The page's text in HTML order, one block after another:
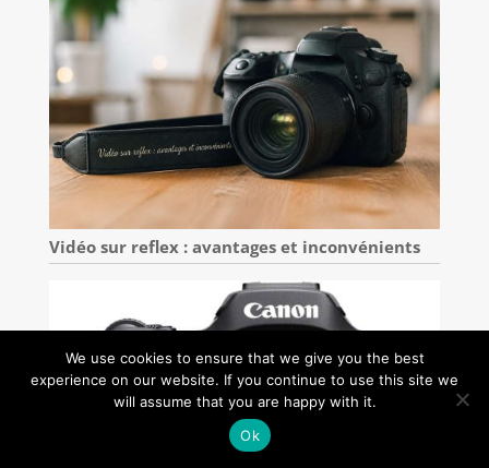
Vidéo sur reflex : avantages et inconvénients
We use cookies to ensure that we give you the best
experience on our website. If you continue to use this site we
will assume that you are happy with it.
Ok